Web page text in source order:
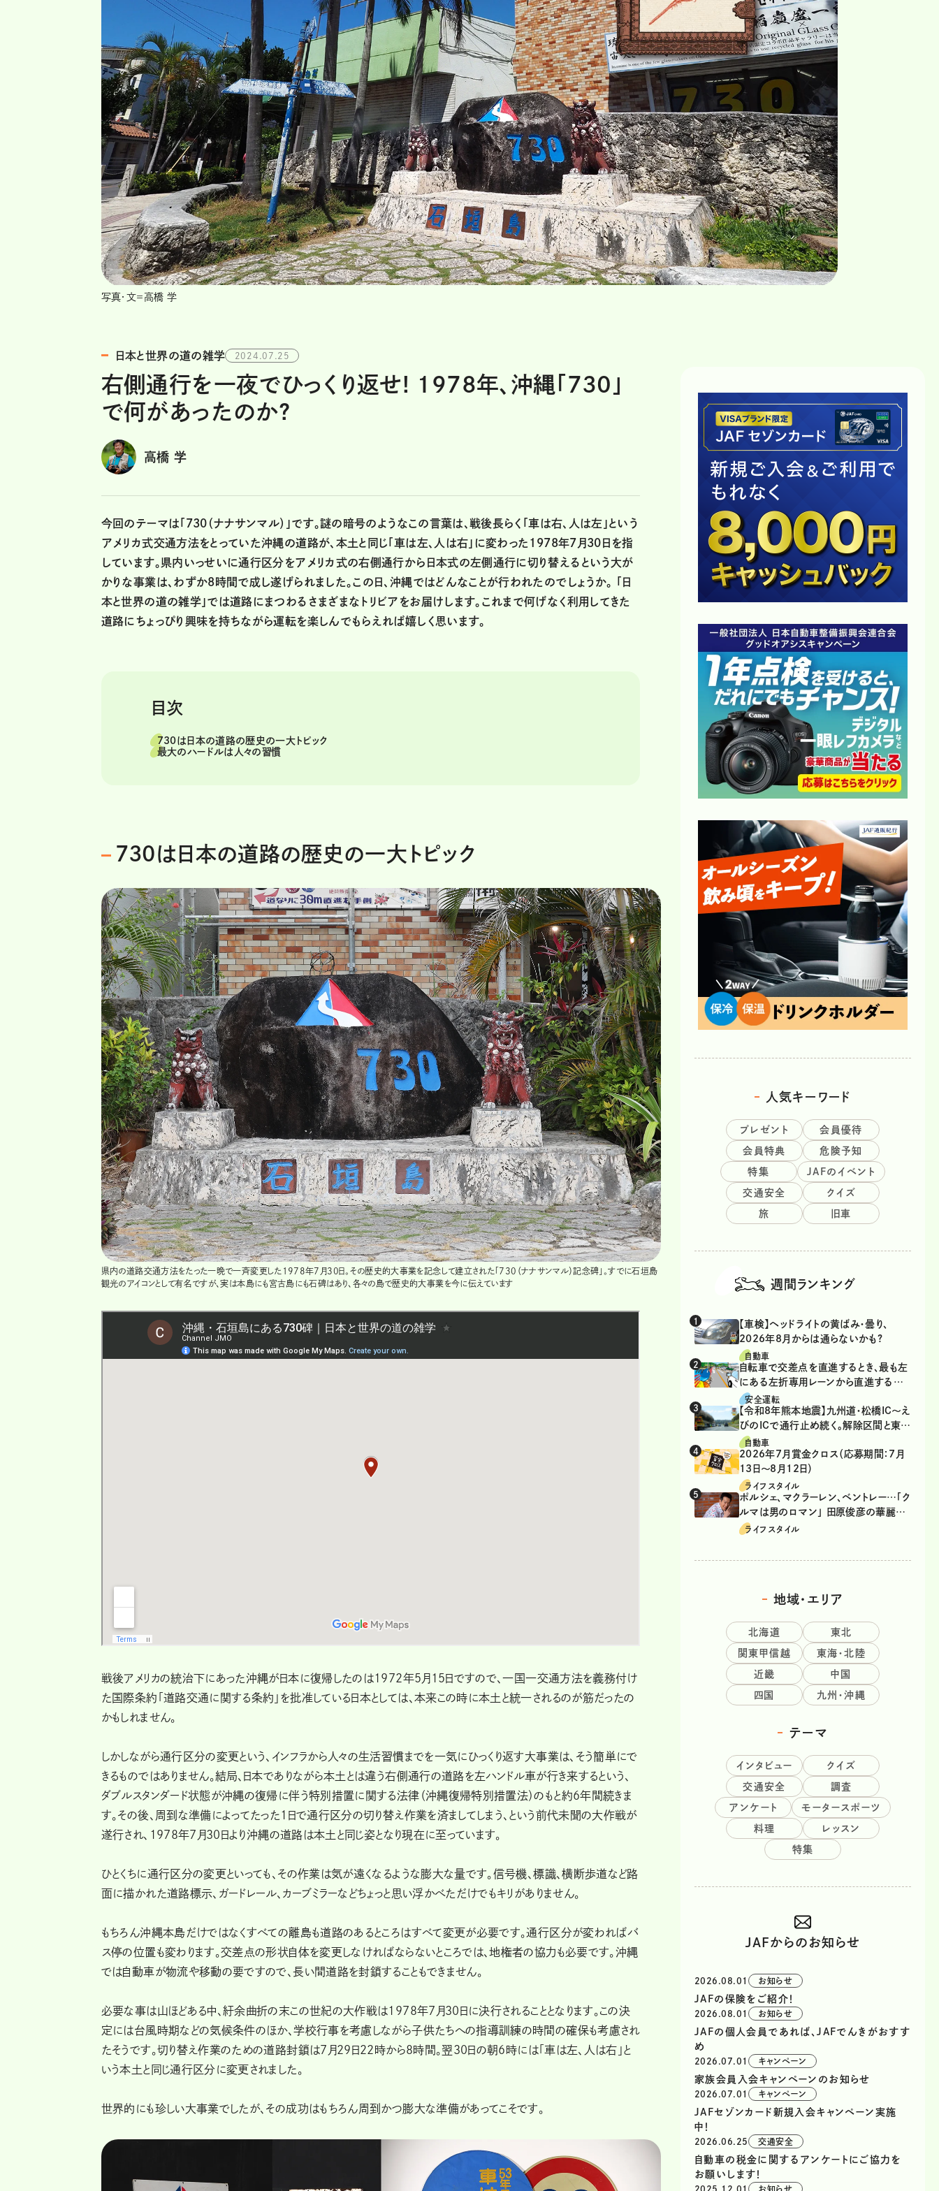
写真・文＝高橋 学
日本と世界の道の雑学 2024.07.25
右側通行を一夜でひっくり返せ! 1978年、沖縄「730」
で何があったのか?
高橋 学
今回のテーマは「730（ナナサンマル）」です。謎の暗号のようなこの言葉は、戦後長らく「車は右、人は左」という
アメリカ式交通方法をとっていた沖縄の道路が、本土と同じ「車は左、人は右」に変わった1978年7月30日を指
しています。県内いっせいに通行区分をアメリカ式の右側通行から日本式の左側通行に切り替えるという大が
かりな事業は、わずか8時間で成し遂げられました。この日、沖縄ではどんなことが行われたのでしょうか。 「日
本と世界の道の雑学」では道路にまつわるさまざまなトリビアをお届けします。これまで何げなく利用してきた
道路にちょっぴり興味を持ちながら運転を楽しんでもらえれば嬉しく思います。
目次
730は日本の道路の歴史の一大トピック
最大のハードルは人々の習慣
730は日本の道路の歴史の一大トピック
県内の道路交通方法をたった一晩で一斉変更した1978年7月30日。その歴史的大事業を記念して建立された「730（ナナサンマル）記念碑」。すでに石垣島
観光のアイコンとして有名ですが、実は本島にも宮古島にも石碑はあり、各々の島で歴史的大事業を今に伝えています
戦後アメリカの統治下にあった沖縄が日本に復帰したのは1972年5月15日ですので、一国一交通方法を義務付け
た国際条約「道路交通に関する条約」を批准している日本としては、本来この時に本土と統一されるのが筋だったの
かもしれません。
しかしながら通行区分の変更という、インフラから人々の生活習慣までを一気にひっくり返す大事業は、そう簡単にで
きるものではありません。結局、日本でありながら本土とは違う右側通行の道路を左ハンドル車が行き来するという、
ダブルスタンダード状態が沖縄の復帰に伴う特別措置に関する法律（沖縄復帰特別措置法）のもと約6年間続きま
す。その後、周到な準備によってたった1日で通行区分の切り替え作業を済ましてしまう、という前代未聞の大作戦が
遂行され、1978年7月30日より沖縄の道路は本土と同じ姿となり現在に至っています。
ひとくちに通行区分の変更といっても、その作業は気が遠くなるような膨大な量です。信号機、標識、横断歩道など路
面に描かれた道路標示、ガードレール、カーブミラーなどちょっと思い浮かべただけでもキリがありません。
もちろん沖縄本島だけではなくすべての離島も道路のあるところはすべて変更が必要です。通行区分が変わればバ
ス停の位置も変わります。交差点の形状自体を変更しなければならないところでは、地権者の協力も必要です。沖縄
では自動車が物流や移動の要ですので、長い間道路を封鎖することもできません。
必要な事は山ほどある中、紆余曲折の末この世紀の大作戦は1978年7月30日に決行されることとなります。この決
定には台風時期などの気候条件のほか、学校行事を考慮しながら子供たちへの指導訓練の時間の確保も考慮され
たそうです。切り替え作業のための道路封鎖は7月29日22時から8時間。翌30日の朝6時には「車は左、人は右」と
いう本土と同じ通行区分に変更されました。
世界的にも珍しい大事業でしたが、その成功はもちろん周到かつ膨大な準備があってこそです。
人気キーワード
プレゼント 会員優待
会員特典 危険予知
特集 JAFのイベント
交通安全 クイズ
旅 旧車
週間ランキング
【車検】ヘッドライトの黄ばみ・曇り、
2026年8月からは通らないかも?
自動車
自転車で交差点を直進するとき、最も左
にある左折専用レーンから直進するの
は、違反？
安全運転
【令和8年熊本地震】九州道・松橋IC～え
びのICで通行止め続く。解除区間と東九
州道の迂回ルート
自動車
2026年7月賞金クロス（応募期間：7月
13日～8月12日）
ライフスタイル
ポルシェ、マクラーレン、ベントレー…「ク
ルマは男のロマン」 田原俊彦の華麗な
る愛車遍歴
ライフスタイル
地域・エリア
北海道 東北
関東甲信越 東海・北陸
近畿 中国
四国 九州・沖縄
テーマ
インタビュー クイズ
交通安全 調査
アンケート モータースポーツ
料理 レッスン
特集
JAFからのお知らせ
2026.08.01 お知らせ
JAFの保険をご紹介！
2026.08.01 お知らせ
JAFの個人会員であれば、JAFでんきがおすす
め
2026.07.01 キャンペーン
家族会員入会キャンペーンのお知らせ
2026.07.01 キャンペーン
JAFセゾンカード新規入会キャンペーン実施
中！
2026.06.25 交通安全
自動車の税金に関するアンケートにご協力を
お願いします！
2025.12.01 お知らせ